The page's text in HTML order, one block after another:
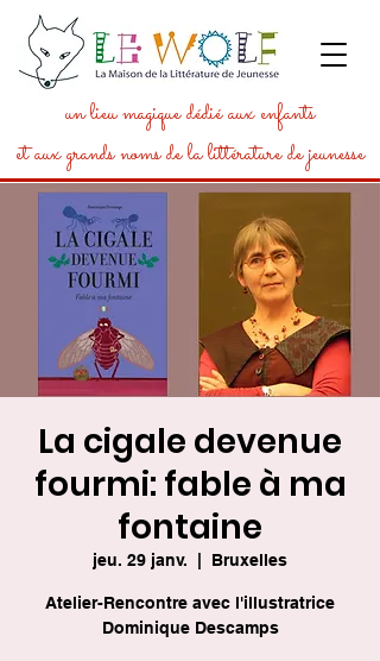
un lieu magique dédié aux enfants
et aux grands noms de la littérature de jeunesse
La cigale devenue
fourmi: fable à ma
fontaine
jeu. 29 janv. Bruxelles
Atelier-Rencontre avec l'illustratrice
Dominique Descamps